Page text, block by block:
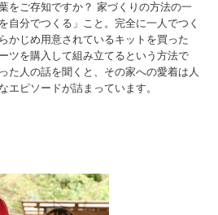
をご存知ですか？ 家づくりの方法の一
自分でつくる」こと。完全に一人でつく
かじめ用意されているキットを買った
ツを購入して組み立てるという方法で
た人の話を聞くと、その家への愛着は人
エピソードが詰まっています。